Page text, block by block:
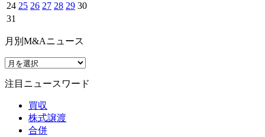
24 25 26 27 28 29 30
31
月別M&Aニュース
注目ニュースワード
買収
株式譲渡
合併